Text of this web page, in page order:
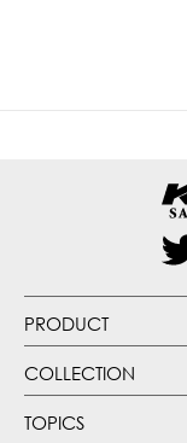
PRODUCT
COLLECTION
TOPICS